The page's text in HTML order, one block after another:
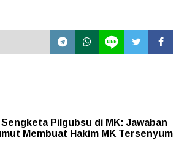
Pilgubsu di MK: Jawaban
Membuat Hakim MK Tersenyum